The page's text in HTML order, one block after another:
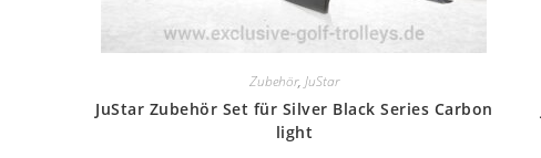
Zubehör, JuStar
JuStar Zubehör Set für Silver Black Series Carbon
light